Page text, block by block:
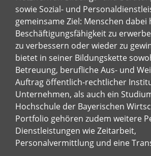
sowie Sozial- und
gemeinsame Ziel: Menschen dabei
Beschäftigungsfähigkeit zu
zu verbessern oder wieder zu
bietet in seiner Bildungskette
Betreuung, berufliche Aus- und
Auftrag öffentlich-rechtlicher
Unternehmen, als auch ein
Hochschule der Bayerischen
Portfolio gehören zudem weitere
Dienstleistungen wie Zeitarbeit,
Personalvermittlung und eine